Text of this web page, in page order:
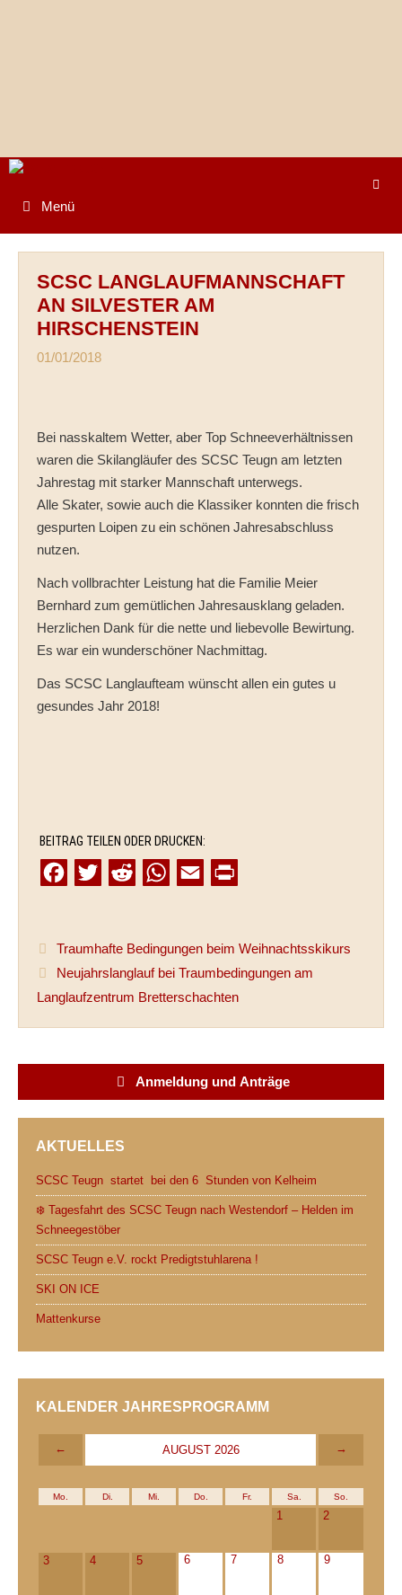
Menü
SCSC LANGLAUFMANNSCHAFT
AN SILVESTER AM
HIRSCHENSTEIN
01/01/2018
Bei nasskaltem Wetter, aber Top Schneeverhältnissen
waren die Skilangläufer des SCSC Teugn am letzten
Jahrestag mit starker Mannschaft unterwegs.
Alle Skater, sowie auch die Klassiker konnten die frisch
gespurten Loipen zu ein schönen Jahresabschluss
nutzen.
Nach vollbrachter Leistung hat die Familie Meier
Bernhard zum gemütlichen Jahresausklang geladen.
Herzlichen Dank für die nette und liebevolle Bewirtung.
Es war ein wunderschöner Nachmittag.
Das SCSC Langlaufteam wünscht allen ein gutes u
gesundes Jahr 2018!
BEITRAG TEILEN ODER DRUCKEN:
e
b
o
k
t
t
e
d
i
W
t
s
A
p
l
n
t
Traumhafte Bedingungen beim Weihnachtsskikurs
Neujahrslanglauf bei Traumbedingungen am
Langlaufzentrum Bretterschachten
Anmeldung und Anträge
AKTUELLES
SCSC Teugn startet bei den 6 Stunden von Kelheim
❄️ Tagesfahrt des SCSC Teugn nach Westendorf – Helden im
Schneegestöber
SCSC Teugn e.V. rockt Predigtstuhlarena !
SKI ON ICE
Mattenkurse
KALENDER JAHRESPROGRAMM
← AUGUST 2026 →
Mo. Di. Mi. Do. Fr. Sa. So.
1 2
3 4 5 6 7 8 9